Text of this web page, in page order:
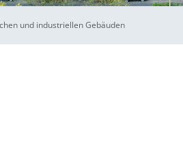
und industriellen Gebäuden